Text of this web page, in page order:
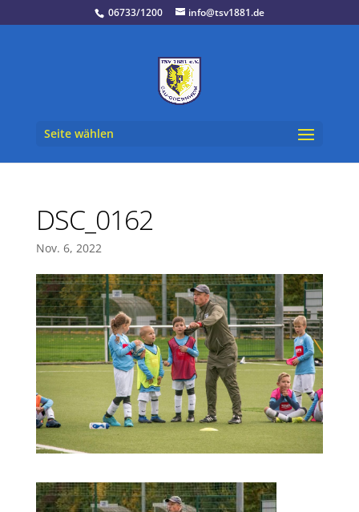
06733/1200 info@tsv1881.de
Seite wählen
DSC_0162
Nov. 6, 2022